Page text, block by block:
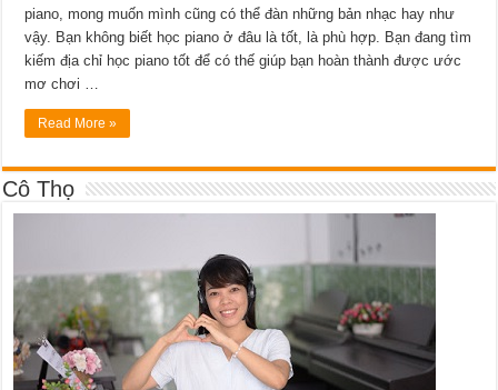
piano, mong muốn mình cũng có thể đàn những bản nhạc hay như
vậy. Bạn không biết học piano ở đâu là tốt, là phù hợp. Bạn đang tìm
kiếm địa chỉ học piano tốt để có thế giúp bạn hoàn thành được ước
mơ chơi …
Read More »
Cô Thọ